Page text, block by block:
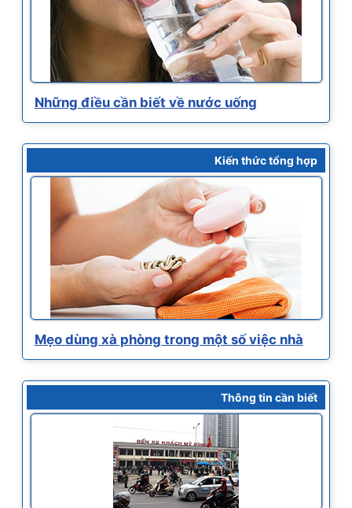
Những điều cần biết về nước uống
Kiến thức tổng hợp
Mẹo dùng xà phòng trong một số việc nhà
Thông tin cần biết